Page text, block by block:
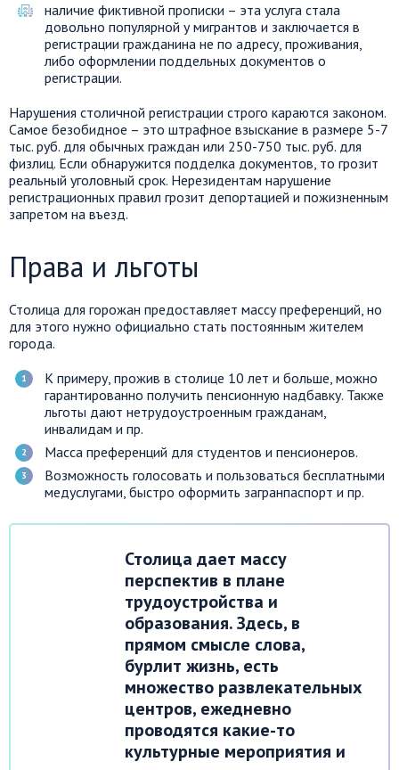
наличие фиктивной прописки – эта услуга стала
довольно популярной у мигрантов и заключается в
регистрации гражданина не по адресу, проживания,
либо оформлении поддельных документов о
регистрации.
Нарушения столичной регистрации строго караются законом.
Самое безобидное – это штрафное взыскание в размере 5-7
тыс. руб. для обычных граждан или 250-750 тыс. руб. для
физлиц. Если обнаружится подделка документов, то грозит
реальный уголовный срок. Нерезидентам нарушение
регистрационных правил грозит депортацией и пожизненным
запретом на въезд.
Права и льготы
Столица для горожан предоставляет массу преференций, но
для этого нужно официально стать постоянным жителем
города.
К примеру, прожив в столице 10 лет и больше, можно
гарантированно получить пенсионную надбавку. Также
льготы дают нетрудоустроенным гражданам,
инвалидам и пр.
Масса преференций для студентов и пенсионеров.
Возможность голосовать и пользоваться бесплатными
медуслугами, быстро оформить загранпаспорт и пр.
Столица дает массу
перспектив в плане
трудоустройства и
образования. Здесь, в
прямом смысле слова,
бурлит жизнь, есть
множество развлекательных
центров, ежедневно
проводятся какие-то
культурные мероприятия и